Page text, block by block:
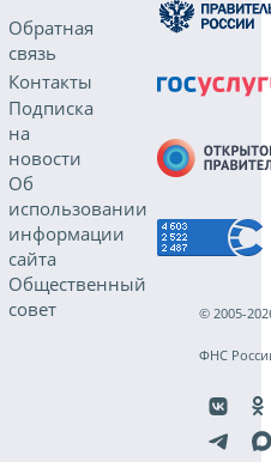
Обратная
связь
Контакты
Подписка
на
новости
Об
использовании
информации
сайта
Общественный
совет
© 2005-
ФНС